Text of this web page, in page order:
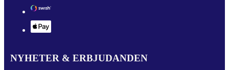
NYHETER & ERBJUDANDEN